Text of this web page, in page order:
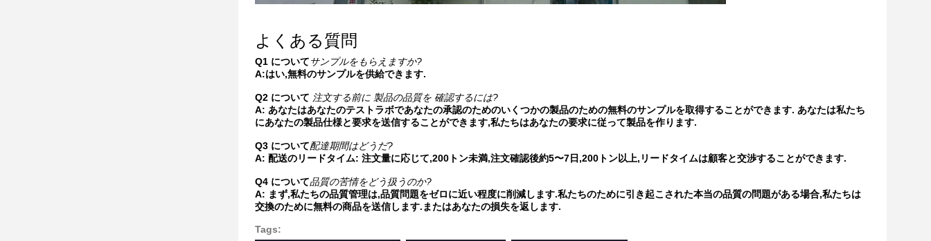
よくある質問
Q1 についてサンプルをもらえますか?
A:はい,無料のサンプルを供給できます.
Q2 について 注文する前に 製品の品質を 確認するには?
A: あなたはあなたのテストラボであなたの承認のためのいくつかの製品のための無料のサンプルを取得することができます. あなたは私たち
にあなたの製品仕様と要求を送信することができます,私たちはあなたの要求に従って製品を作ります.
Q3 について配達期間はどうだ?
A: 配送のリードタイム: 注文量に応じて,200トン未満,注文確認後約5〜7日,200トン以上,リードタイムは顧客と交渉することができます.
Q4 について品質の苦情をどう扱うのか?
A: まず,私たちの品質管理は,品質問題をゼロに近い程度に削減します.私たちのために引き起こされた本当の品質の問題がある場合,私たちは
交換のために無料の商品を送信します.またはあなたの損失を返します.
Tags: